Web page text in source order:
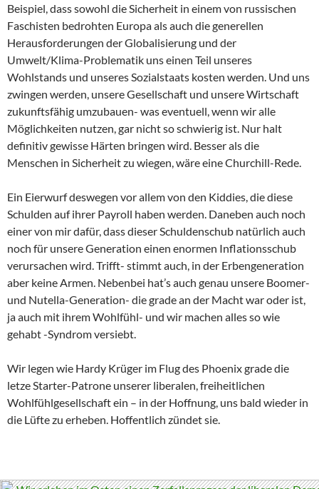
Beispiel, dass sowohl die Sicherheit in einem von russischen
Faschisten bedrohten Europa als auch die generellen
Herausforderungen der Globalisierung und der
Umwelt/Klima-Problematik uns einen Teil unseres
Wohlstands und unseres Sozialstaats kosten werden. Und uns
zwingen werden, unsere Gesellschaft und unsere Wirtschaft
zukunftsfähig umzubauen- was eventuell, wenn wir alle
Möglichkeiten nutzen, gar nicht so schwierig ist. Nur halt
definitiv gewisse Härten bringen wird. Besser als die
Menschen in Sicherheit zu wiegen, wäre eine Churchill-Rede.
Ein Eierwurf deswegen vor allem von den Kiddies, die diese
Schulden auf ihrer Payroll haben werden. Daneben auch noch
einer von mir dafür, dass dieser Schuldenschub natürlich auch
noch für unsere Generation einen enormen Inflationsschub
verursachen wird. Trifft- stimmt auch, in der Erbengeneration
aber keine Armen. Nebenbei hat’s auch genau unsere Boomer-
und Nutella-Generation- die grade an der Macht war oder ist,
ja auch mit ihrem Wohlfühl- und wir machen alles so wie
gehabt -Syndrom versiebt.
Wir legen wie Hardy Krüger im Flug des Phoenix grade die
letze Starter-Patrone unserer liberalen, freiheitlichen
Wohlfühlgesellschaft ein – in der Hoffnung, uns bald wieder in
die Lüfte zu erheben. Hoffentlich zündet sie.